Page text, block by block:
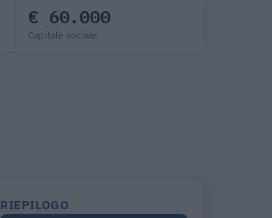
€ 60.000
Capitale sociale
RIEPILOGO